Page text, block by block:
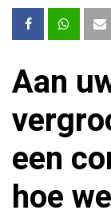
Aan
een
hoe